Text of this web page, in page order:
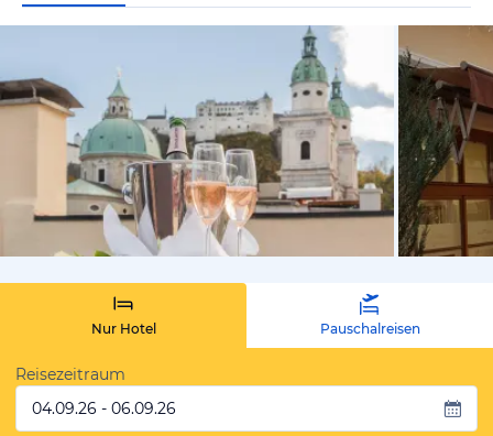
vom
Nur Hotel Pauschalreisen
Reisezeitraum
04.09.26 - 06.09.26